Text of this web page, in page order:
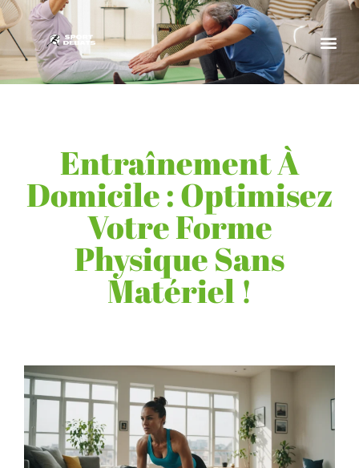
Entraînement À
Domicile : Optimisez
Votre Forme
Physique Sans
Matériel !